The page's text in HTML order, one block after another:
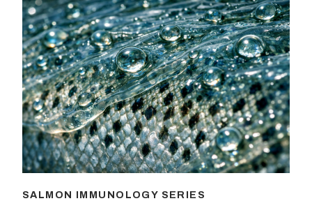
SALMON IMMUNOLOGY SERIES